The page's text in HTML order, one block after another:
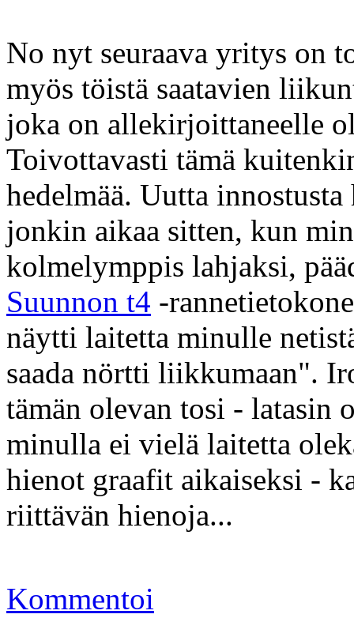
No nyt seuraava yritys on
myös töistä saatavien
joka on allekirjoittaneelle
Toivottavasti tämä
hedelmää. Uutta
jonkin aikaa sitten, kun
kolmelymppis lahjaksi,
Suunnon t4 -
näytti laitetta minulle
saada nörtti liikkumaan".
tämän olevan tosi - latasin
minulla ei vielä laitetta
hienot graafit aikaiseksi -
riittävän hienoja...
Kommentoi